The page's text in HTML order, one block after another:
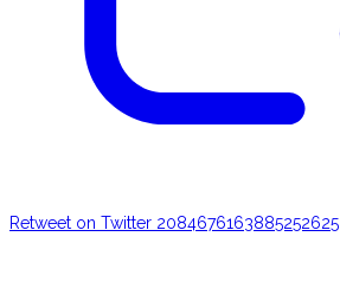
Retweet on Twitter 2084676163885252625